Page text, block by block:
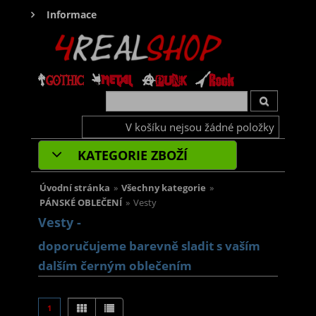
Informace
V košíku nejsou žádné položky
KATEGORIE ZBOŽÍ
Úvodní stránka » Všechny kategorie »
PÁNSKÉ OBLEČENÍ » Vesty
Vesty -
doporučujeme barevně sladit s vaším
dalším černým oblečením
1